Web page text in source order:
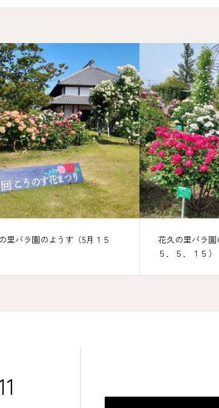
（5月１５
花久の里バラ園のようす（２０２